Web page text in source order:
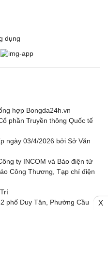
dụng
hợp Bongda24h.vn
phần Truyền thông Quốc tế
ngày 03/4/2026 bởi Sở Văn
ty INCOM và Báo điện tử
Công Thương, Tạp chí điện
phố Duy Tân, Phường Cầu
X